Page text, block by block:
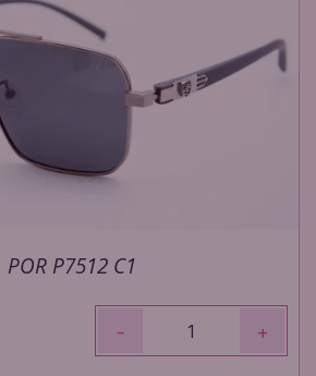
POR P7512 C1
- +